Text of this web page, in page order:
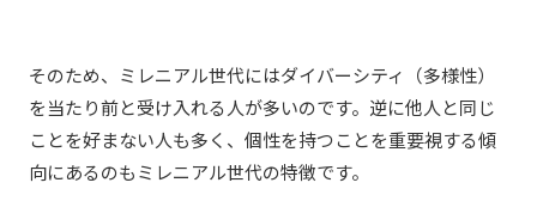
そのため、ミレニアル世代にはダイバーシティ（多様性）
を当たり前と受け入れる人が多いのです。逆に他人と同じ
ことを好まない人も多く、個性を持つことを重要視する傾
向にあるのもミレニアル世代の特徴です。